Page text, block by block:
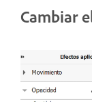
Cambiar